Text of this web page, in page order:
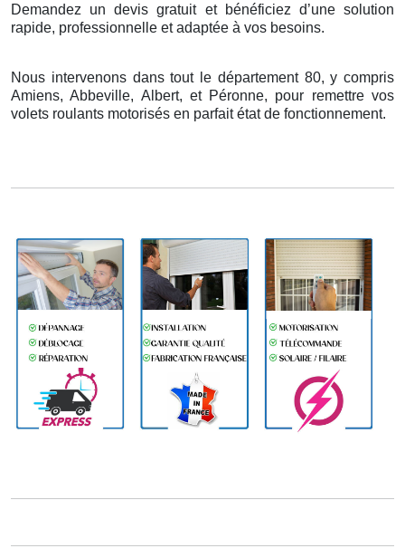
Demandez un devis gratuit et bénéficiez d’une solution
rapide, professionnelle et adaptée à vos besoins.
Nous intervenons dans tout le département 80, y compris
Amiens, Abbeville, Albert, et Péronne, pour remettre vos
volets roulants motorisés en parfait état de fonctionnement.